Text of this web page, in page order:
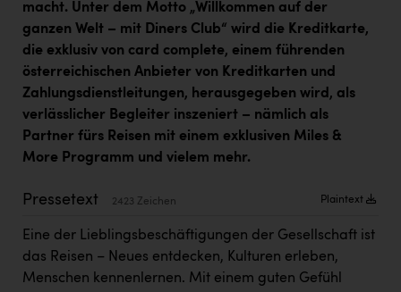
Maximarkt
Oldtimer Raststationen und Motorhotels
Österreichischer Kachelofenverband
Orlen
Passage Linz
REMAX
macht. Unter dem Motto „Willkommen auf der
ganzen Welt – mit Diners Club“ wird die Kreditkarte,
die exklusiv von card complete, einem führenden
österreichischen Anbieter von Kreditkarten und
Zahlungsdienstleitungen, herausgegeben wird, als
verlässlicher Begleiter inszeniert – nämlich als
Partner fürs Reisen mit einem exklusiven Miles &
More Programm und vielem mehr.
Pressetext 2423 Zeichen Plaintext
Eine der Lieblingsbeschäftigungen der Gesellschaft ist
das Reisen – Neues entdecken, Kulturen erleben,
Menschen kennenlernen. Mit einem guten Gefühl